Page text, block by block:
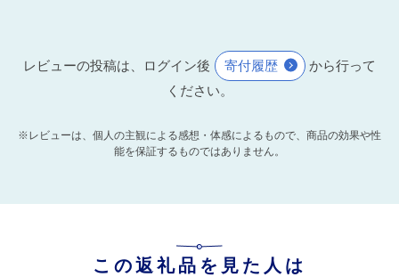
レビューの投稿は、ログイン後 寄付履歴
から行って
ください。
※レビューは、個人の主観による感想・体感によるもので、商品の効果や性
能を保証するものではありません。
この返礼品を見た人は